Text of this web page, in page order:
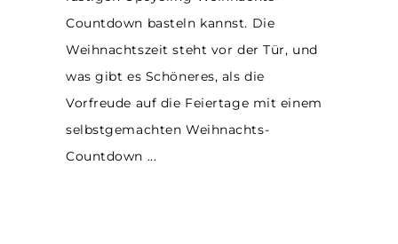
Countdown basteln kannst. Die
Weihnachtszeit steht vor der Tür, und
was gibt es Schöneres, als die
Vorfreude auf die Feiertage mit einem
selbstgemachten Weihnachts-
Countdown